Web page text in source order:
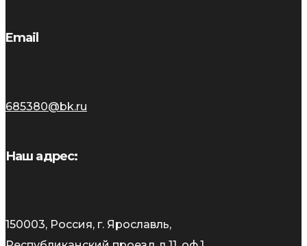
Email
685380@bk.ru
Наш адрес:
150003, Россия, г. Ярославль,